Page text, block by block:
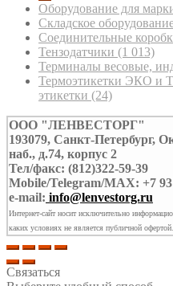
Оборудование для
Складское
Соединительные
Тензодатчики (1 013)
Терминалы весовые,
Термоэтикетки ЭКО и
этикетки (24)
ООО "ЛЕНВЕСТОРГ"
193079, Санкт-Петербург,
наб., д.74, корпус 2
Тел/факс: (812)322-59-39
Mobile/Telegram/MAX: +7
e-mail: info@lenvestorg.ru
Интернет-сайт носит исключительно
каких условиях не является публичной офертой.
Связаться